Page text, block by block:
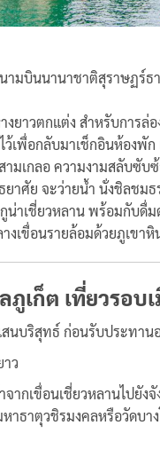
บินนานาชาติสุราษฏร์ธ
ยาวตกแต่ง สำหรับการ
เพื่อกลับมาเช็กอินห้อง
มเกลอ ความงามสลับซับ
ศัย จะว่ายน้ำ นั่งชิลชม
าเชี่ยวหลาน พร้อมกับดื่
งเขื่อนรายล้อมด้วยภูเขา
ภูเก็ต เที่ยวร
นบริสุทธ์ ก่อนรับประทา
ว
ากเขื่อนเชี่ยวหลานไปยั
าธาตุวชิรมงคลหรือวัด